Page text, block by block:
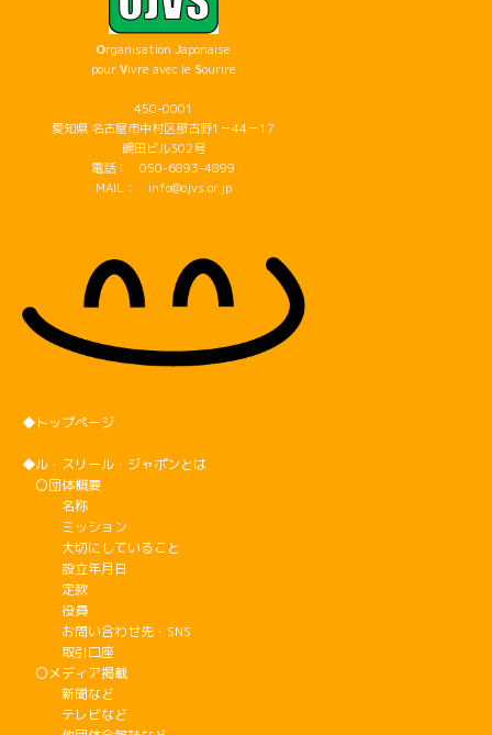
OrganisationJaponaise
pourVivre avec le Sourire
450-0001
愛知県 名古屋市中村区那古野1－44－17
嶋田ビル302号
電話： 050-6893-4899
MAIL： info@ojvs.or.jp
◆トップページ
◆ル・スリール・ジャポンとは
〇団体概要
名称
ミッション
大切にしていること
設立年月日
定款
役員
お問い合わせ先・SNS
取引口座
〇メディア掲載
新聞など
テレビなど